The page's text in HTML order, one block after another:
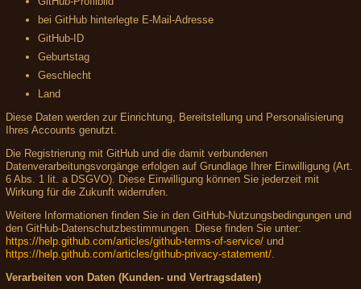
bei GitHub hinterlegte E-Mail-Adresse
GitHub-ID
Geburtstag
Geschlecht
Land
Diese Daten werden zur Einrichtung, Bereitstellung und Personalisierung
Ihres Accounts genutzt.
Die Registrierung mit GitHub und die damit verbundenen
Datenverarbeitungsvorgänge erfolgen auf Grundlage Ihrer Einwilligung (Art.
6 Abs. 1 lit. a DSGVO). Diese Einwilligung können Sie jederzeit mit
Wirkung für die Zukunft widerrufen.
Weitere Informationen finden Sie in den GitHub-Nutzungsbedingungen und
den GitHub-Datenschutzbestimmungen. Diese finden Sie unter:
https://help.github.com/articles/github-terms-of-service/ und
https://help.github.com/articles/github-privacy-statement/.
Verarbeiten von Daten (Kunden- und Vertragsdaten)